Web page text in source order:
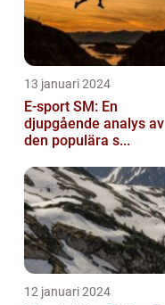
13 januari 2024
E-sport SM: En
djupgående analys av
den populära s...
12 januari 2024